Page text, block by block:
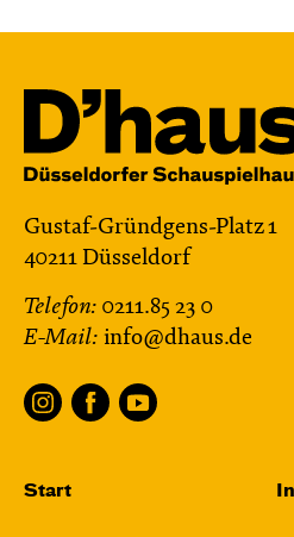
Gustaf-Gründgens-Platz 1
40211 Düsseldorf
Telefon: 0211.85 23 0
E-Mail: info@dhaus.de
Start